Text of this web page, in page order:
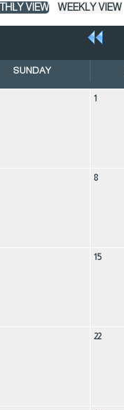
VIEW WEEKLY VIEW
SUNDAY
1
8
15
22